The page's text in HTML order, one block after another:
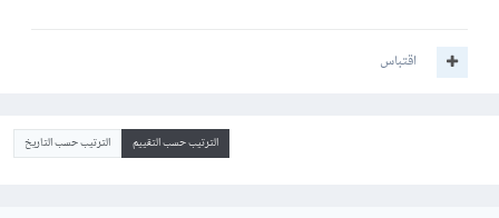
اقتباس
الترتيب حسب التقييم الترتيب حسب التاريخ